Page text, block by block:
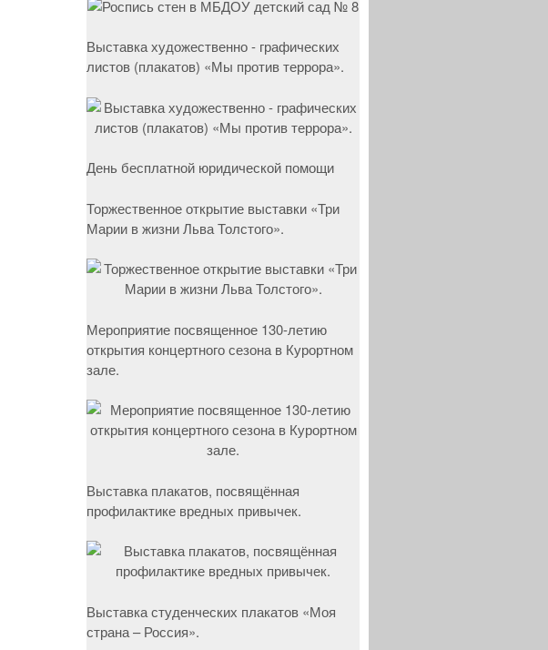
Выставка художественно - графических
листов (плакатов) «Мы против террора».
День бесплатной юридической помощи
Торжественное открытие выставки «Три
Марии в жизни Льва Толстого».
Мероприятие посвященное 130-летию
открытия концертного сезона в Курортном
зале.
Выставка плакатов, посвящённая
профилактике вредных привычек.
Выставка студенческих плакатов «Моя
страна – Россия».